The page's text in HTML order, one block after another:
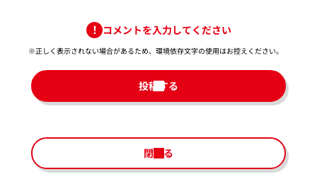
コメントを入力してください
※正しく表示されない場合があるため、環境依存文字の使用はお控えください。​
投稿する
閉じる